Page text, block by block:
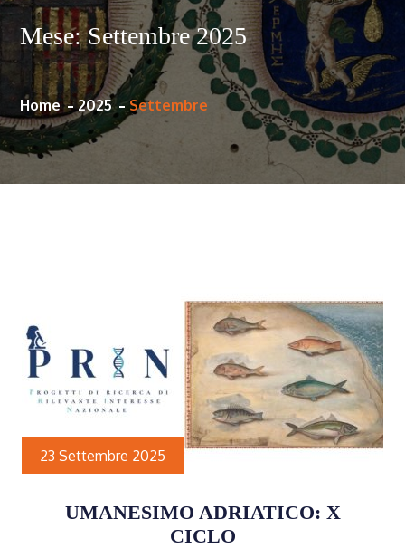
Mese:Settembre 2025
Home 2025 Settembre
23 Settembre 2025
UMANESIMO ADRIATICO: X
CICLO